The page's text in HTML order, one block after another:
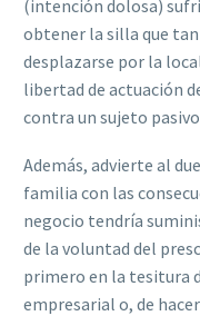
(intención dolosa)
obtener la silla que tan
desplazarse por la
libertad de actuación
contra un sujeto
Además, advierte al
familia con las
negocio tendría
de la voluntad del
primero en la tesitura
empresarial o, de